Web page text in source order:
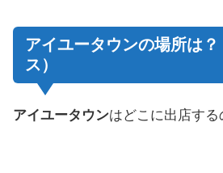
アイユータウンの場所は
ス）
アイユータウンはどこに出店する